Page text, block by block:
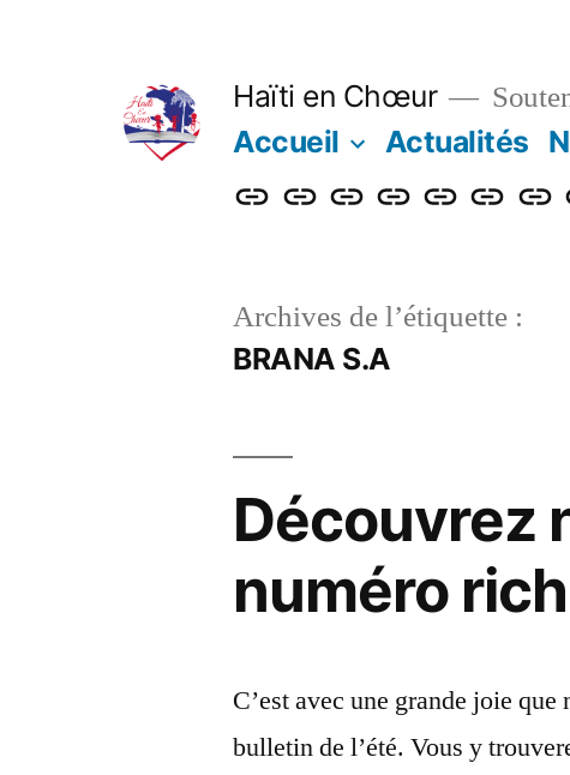
Haïti en Chœur
Accueil Actualités
AccueilActualités
Nos Adhérer
FaireNotreLe
Archives de l’étiquette :
BRANA S.A
Découvrez
numéro
C’est avec une grande joie
bulletin de l’été. Vous y